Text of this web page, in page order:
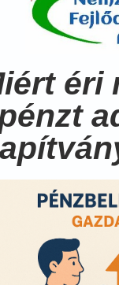
éri